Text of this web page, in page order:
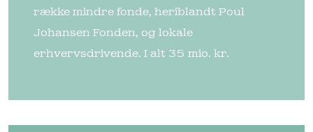
række mindre fonde, heriblandt Poul
Johansen Fonden, og lokale
erhvervsdrivende. I alt 35 mio. kr.